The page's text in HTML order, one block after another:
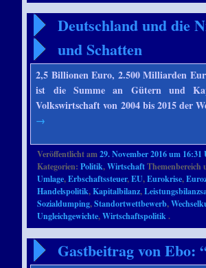
Deutschland und die
und Schatten
2,5 Billionen Euro, 2.500 Milliarden
ist die Summe an Gütern und
Volkswirtschaft von 2004 bis 2015 der
→
Veröffentlicht am29. November 2016 um 16:31
Kategorien:Politik,Wirtschaft
Umlage,Erbschaftssteuer,EU,Eurokrise,
Handelspolitik,Kapitalbilanz,
Sozialdumping,Standortwettbewerb,
Ungleichgewichte,Wirtschaftspolitik.
Gastbeitrag von Ebo: